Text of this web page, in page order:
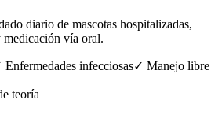
diario de mascotas hospitalizadas,
vía oral.
Enfermedades infecciosas✓ Manejo libre
teoría